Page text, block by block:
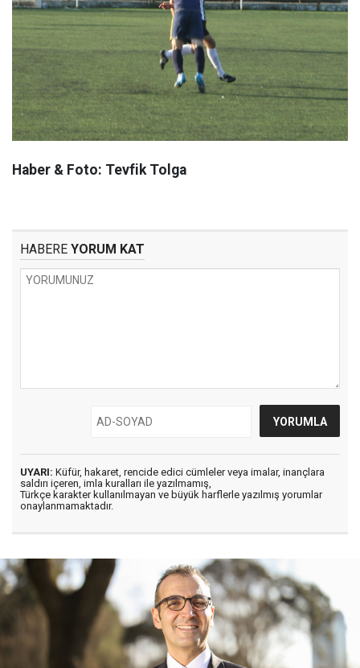
Haber & Foto: Tevfik Tolga
HABERE YORUM KAT
UYARI: Küfür, hakaret, rencide edici cümleler veya imalar, inançlara
saldırı içeren, imla kuralları ile yazılmamış,
Türkçe karakter kullanılmayan ve büyük harflerle yazılmış yorumlar
onaylanmamaktadır.